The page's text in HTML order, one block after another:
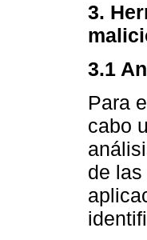
3.
3.1
Para
cabo
de